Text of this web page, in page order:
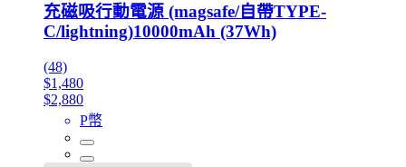
充磁吸行動電源 (magsafe/自帶TYPE-
C/lightning)10000mAh (37Wh)
(48)
$1,480
$2,880
P幣